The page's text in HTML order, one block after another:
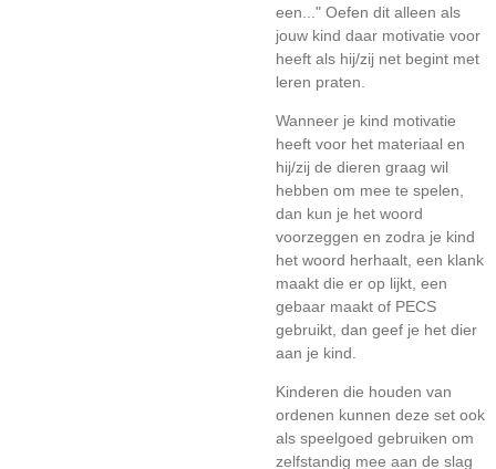
een..." Oefen dit alleen als
jouw kind daar motivatie voor
heeft als hij/zij net begint met
leren praten.
Wanneer je kind motivatie
heeft voor het materiaal en
hij/zij de dieren graag wil
hebben om mee te spelen,
dan kun je het woord
voorzeggen en zodra je kind
het woord herhaalt, een klank
maakt die er op lijkt, een
gebaar maakt of PECS
gebruikt, dan geef je het dier
aan je kind.
Kinderen die houden van
ordenen kunnen deze set ook
als speelgoed gebruiken om
zelfstandig mee aan de slag